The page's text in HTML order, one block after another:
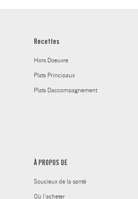
Recettes
Hors Doeuvre
Plats Principaux
Plats Daccompagnement
À PROPOS DE
Soucieux de la santé
Où l'acheter